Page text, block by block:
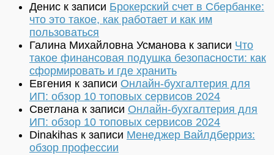
Денис к записи Брокерский счет в Сбербанке:
что это такое, как работает и как им
пользоваться
Галина Михайловна Усманова к записи Что
такое финансовая подушка безопасности: как
сформировать и где хранить
Евгения к записи Онлайн-бухгалтерия для
ИП: обзор 10 топовых сервисов 2024
Светлана к записи Онлайн-бухгалтерия для
ИП: обзор 10 топовых сервисов 2024
Dinakihas к записи Менеджер Вайлдберриз:
обзор профессии